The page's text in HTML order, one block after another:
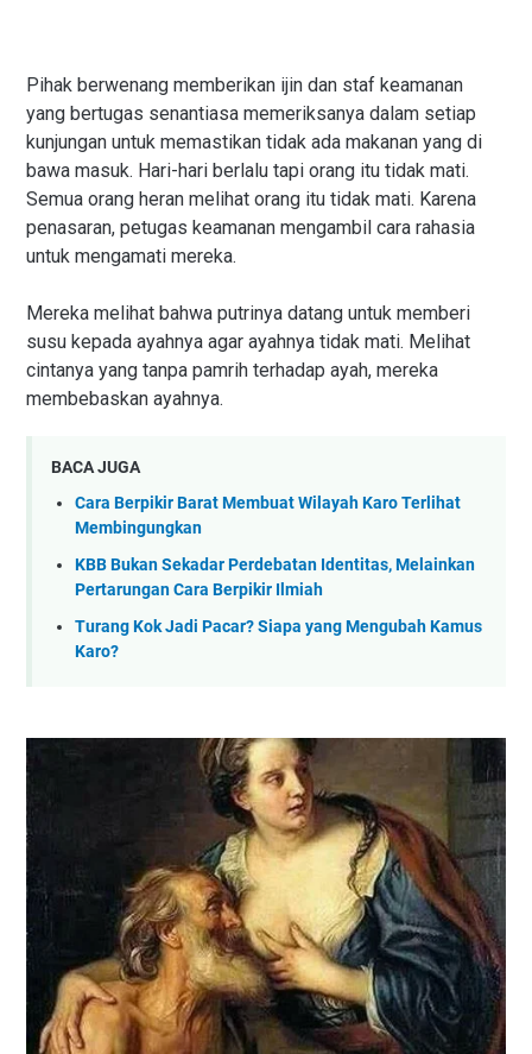
Pihak berwenang memberikan ijin dan staf keamanan
yang bertugas senantiasa memeriksanya dalam setiap
kunjungan untuk memastikan tidak ada makanan yang di
bawa masuk. Hari-hari berlalu tapi orang itu tidak mati.
Semua orang heran melihat orang itu tidak mati. Karena
penasaran, petugas keamanan mengambil cara rahasia
untuk mengamati mereka.
Mereka melihat bahwa putrinya datang untuk memberi
susu kepada ayahnya agar ayahnya tidak mati. Melihat
cintanya yang tanpa pamrih terhadap ayah, mereka
membebaskan ayahnya.
BACA JUGA
Cara Berpikir Barat Membuat Wilayah Karo Terlihat
Membingungkan
KBB Bukan Sekadar Perdebatan Identitas, Melainkan
Pertarungan Cara Berpikir Ilmiah
Turang Kok Jadi Pacar? Siapa yang Mengubah Kamus
Karo?